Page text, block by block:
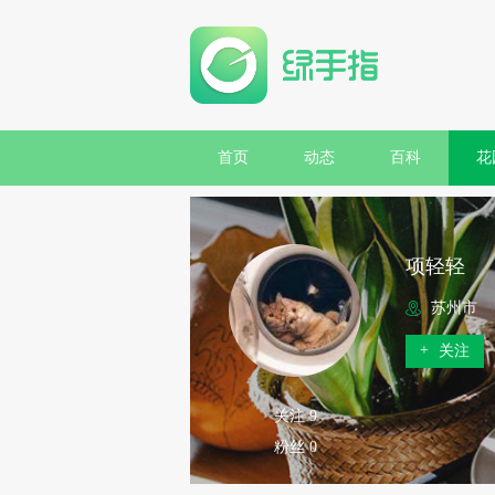
首页 动态 百科 花
关注 9
粉丝 0
项轻轻
苏州市
+ 关注